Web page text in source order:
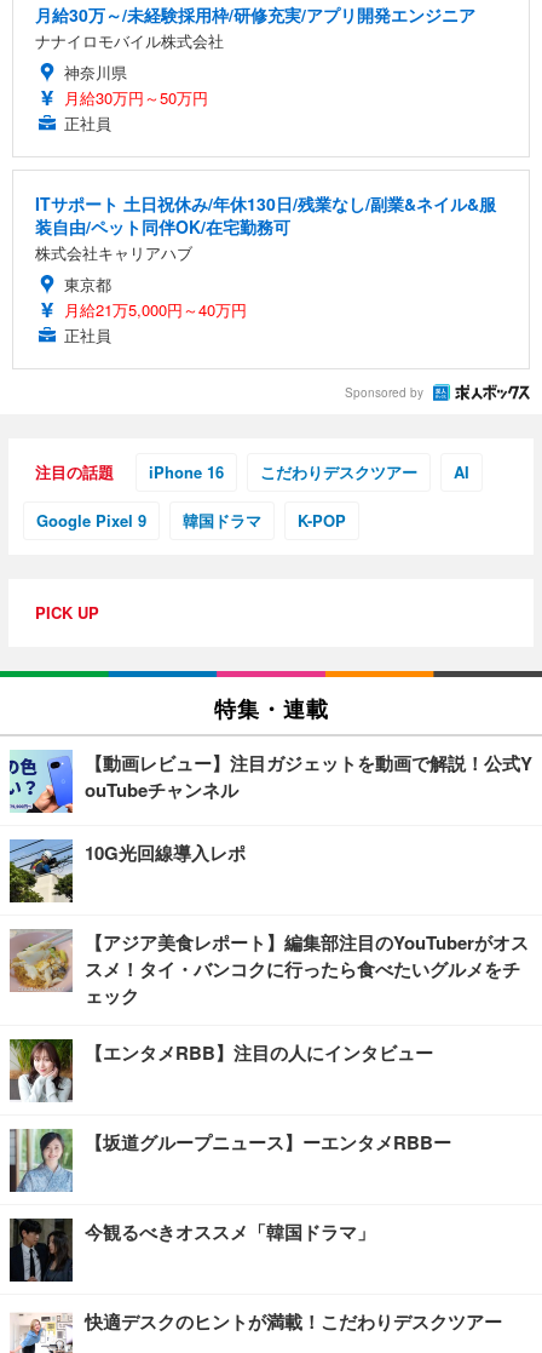
月給30万～/未経験採用枠/研修充実/アプリ開発エンジニア
ナナイロモバイル株式会社
神奈川県
月給30万円～50万円
正社員
ITサポート 土日祝休み/年休130日/残業なし/副業&ネイル&服
装自由/ペット同伴OK/在宅勤務可
株式会社キャリアハブ
東京都
月給21万5,000円～40万円
正社員
Sponsored by
注目の話題 iPhone 16 こだわりデスクツアー AI
Google Pixel 9 韓国ドラマ K-POP
PICK UP
特集・連載
【動画レビュー】注目ガジェットを動画で解説！公式Y
ouTubeチャンネル
10G光回線導入レポ
【アジア美食レポート】編集部注目のYouTuberがオス
スメ！タイ・バンコクに行ったら食べたいグルメをチ
ェック
【エンタメRBB】注目の人にインタビュー
【坂道グループニュース】ーエンタメRBBー
今観るべきオススメ「韓国ドラマ」
快適デスクのヒントが満載！こだわりデスクツアー